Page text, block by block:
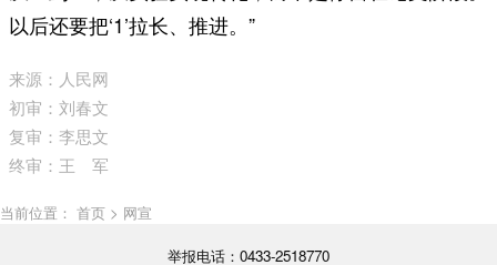
以后还要把‘1’拉长、推进。”
来源：人民网
初审：刘春文
复审：李思文
终审：王 军
当前位置： 首页 > 网宣
举报电话：0433-2518770